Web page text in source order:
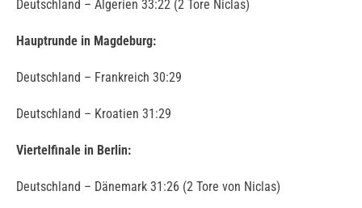
Deutschland – Algerien 33:22 (2 Tore Niclas)
Hauptrunde in Magdeburg:
Deutschland – Frankreich 30:29
Deutschland – Kroatien 31:29
Viertelfinale in Berlin:
Deutschland – Dänemark 31:26 (2 Tore von Niclas)